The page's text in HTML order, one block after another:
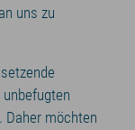
uns zu
Daher möchten